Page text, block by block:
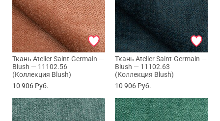
Ткань Atelier Saint-Germain —
Blush — 11102.56
(Коллекция Blush)
10 906 Руб.
Ткань Atelier Saint-Germain —
Blush — 11102.63
(Коллекция Blush)
10 906 Руб.